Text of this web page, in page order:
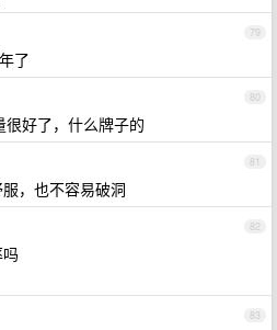
79
了
80
很好了，什么牌子的
81
，也不容易破洞
82
83